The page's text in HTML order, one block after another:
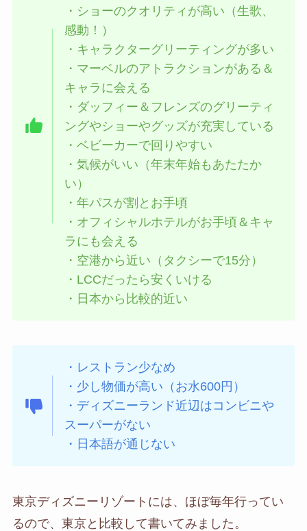
・ショーのクオリティが高い（生歌、
感動！）
・キャラクターグリーティングが多い
・マーベルのアトラクションがある＆
キャラに会える
・ダッフィー＆フレンズのグリーティ
ングやショーやグッズが充実している
・ベビーカーで回りやすい
・気候がいい（年末年始もあたたか
い）
・年パスが割とお手頃
・オフィシャルホテルがお手頃＆キャ
ラにも会える
・空港から近い（タクシーで15分）
・LCCだったら安くいける
・日本から比較的近い
・レストラン少なめ
・少し物価が高い（お水600円）
・ディズニーランド近辺はコンビニや
スーパーがない
・日本語が通じない
東京ディズニーリゾートには、ほぼ毎年行ってい
るので、東京と比較して書いてみました。